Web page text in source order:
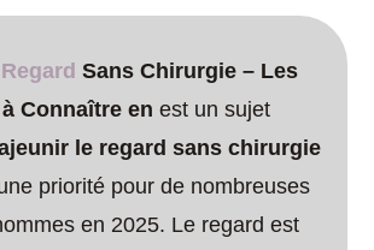
Regard Sans Chirurgie – Les
Connaître en est un sujet
le regard sans chirurgie
priorité pour de nombreuses
en 2025. Le regard est